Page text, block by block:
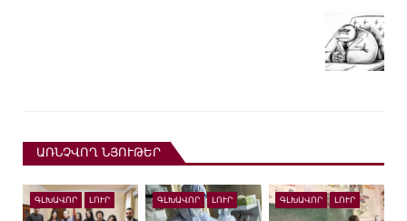
ԱՌՆՉՎՈՂ ՆՅՈՒԹԵՐ
ԳԼԽԱՎՈՐ ԼՈՒՐ ԳԼԽԱՎՈՐ ԼՈՒՐ ԳԼԽԱՎՈՐ ԼՈՒՐ